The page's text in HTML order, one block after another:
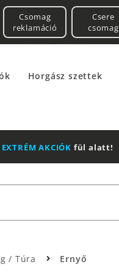
Csomag
reklamáció
Csere
csomag
Horgász szettek
+LeathermanMultitool
/ Túra Ernyő